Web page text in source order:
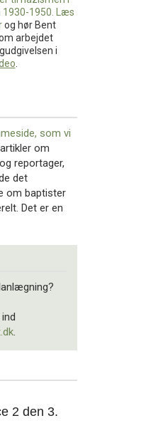
1930-1950. Læs
og hør Bent
arbejdet
i
.
som vi
om
reportager,
det
om baptister
Det er en
2 den 3.